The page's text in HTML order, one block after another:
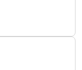
せ数前年比120％
した。